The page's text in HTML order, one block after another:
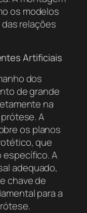
os modelos
relações
Artificiais
dos
de grande
na
A
os planos
que
específico. A
adequado,
chave de
para a